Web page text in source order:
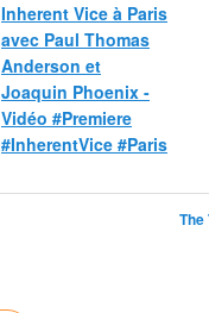
Inherent Vice à Paris
avec Paul Thomas
Anderson et
Joaquin Phoenix -
Vidéo #Premiere
#InherentVice #Paris
The